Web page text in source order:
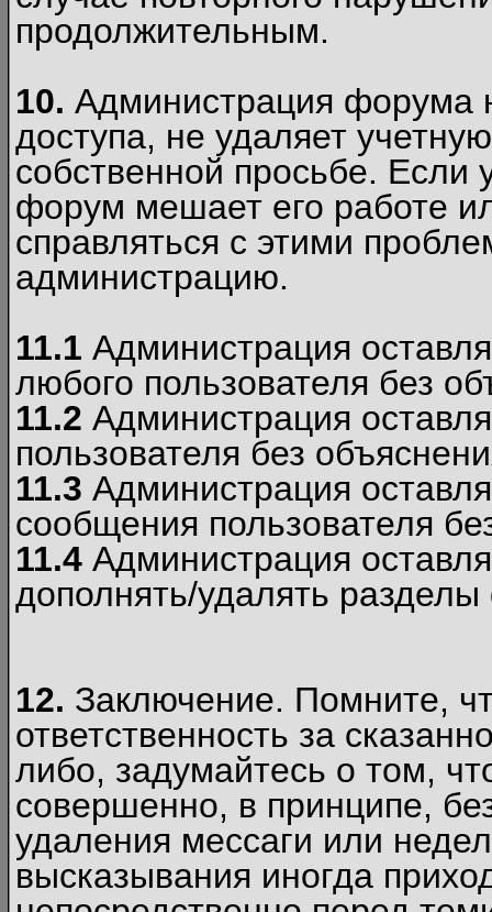
продолжительным.
10. Администрация форума
доступа, не удаляет
собственной просьбе. Если
форум мешает его работе
справляться с этими
администрацию.
11.1 Администрация
любого пользователя без
11.2 Администрация
пользователя без
11.3 Администрация
сообщения пользователя
11.4 Администрация
дополнять/удалять
12. Заключение. Помните,
ответственность за
либо, задумайтесь о том,
совершенно, в принципе,
удаления мессаги или
высказывания иногда